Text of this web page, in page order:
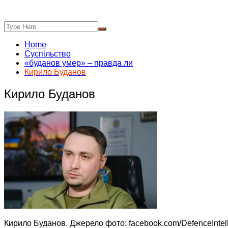
Home
Суспільство
«буданов умер» – правда ли
Кирило Буданов
Кирило Буданов
Кирило Буданов. Джерело фото: facebook.com/